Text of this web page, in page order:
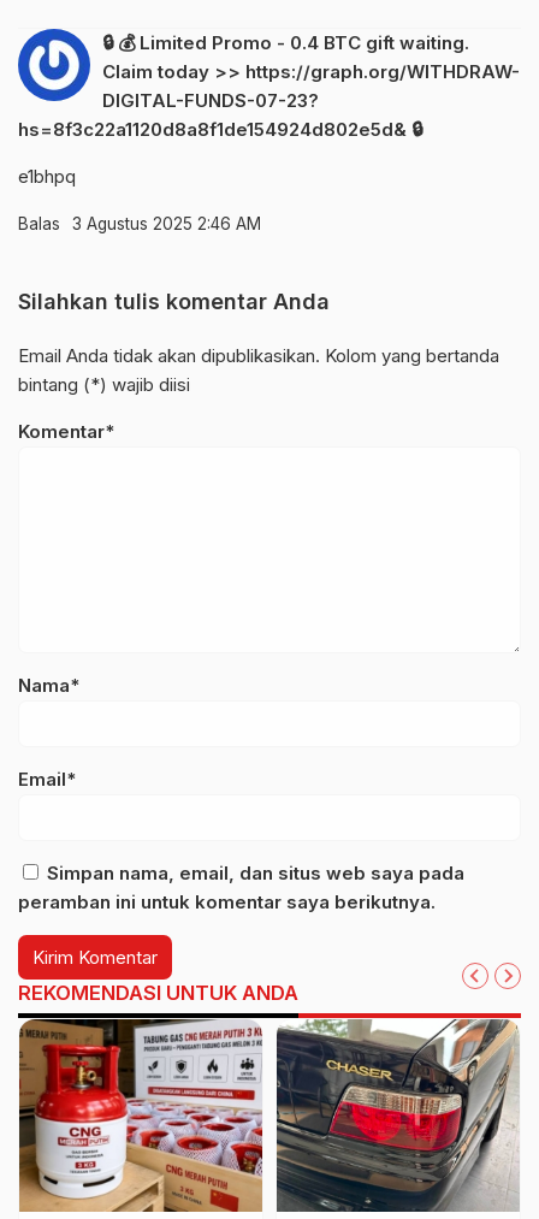
🔒 💰 Limited Promo - 0.4 BTC gift waiting.
Claim today >> https://graph.org/WITHDRAW-
DIGITAL-FUNDS-07-23?
hs=8f3c22a1120d8a8f1de154924d802e5d& 🔒
e1bhpq
Balas 3 Agustus 2025 2:46 AM
Silahkan tulis komentar Anda
Email Anda tidak akan dipublikasikan. Kolom yang bertanda
bintang (*) wajib diisi
Komentar*
Nama*
Email*
Simpan nama, email, dan situs web saya pada
peramban ini untuk komentar saya berikutnya.
REKOMENDASI UNTUK ANDA